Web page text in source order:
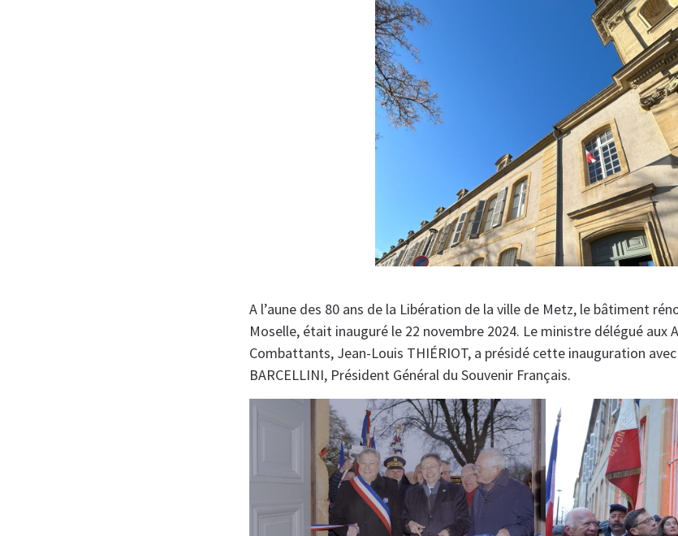
A l’aune des 80 ans de la Libération de la ville de Metz, le bâtiment
Moselle, était inauguré le 22 novembre 2024. Le ministre délégué aux
Combattants, Jean-Louis THIÉRIOT, a présidé cette inauguration avec
BARCELLINI, Président Général du Souvenir Français.